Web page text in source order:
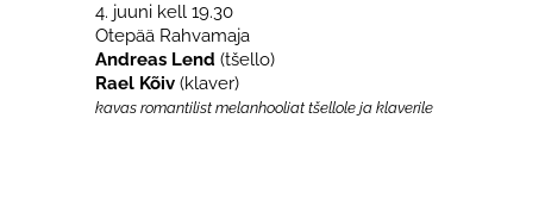
4. juuni kell 19.30
Otepää Rahvamaja
Andreas Lend (tšello)
Rael Kõiv (klaver)
kavas romantilist melanhooliat tšellole ja klaverile